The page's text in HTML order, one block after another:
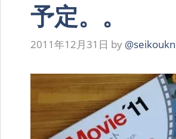
予定。。
2011年12月31日 by